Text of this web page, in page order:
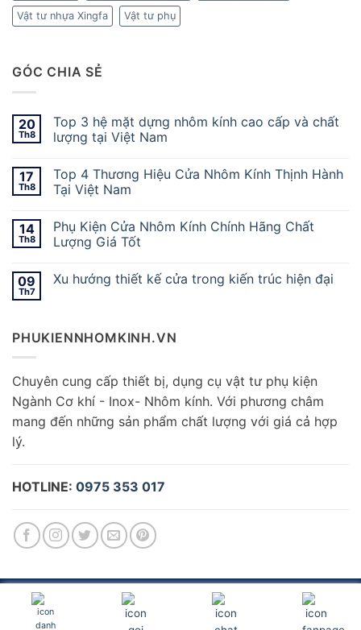
Vật tư nhựa Xingfa Vật tư phụ
GÓC CHIA SẺ
20
Th8
Top 3 hệ mặt dựng nhôm kính cao cấp và chất
lượng tại Việt Nam
17
Th8
Top 4 Thương Hiệu Cửa Nhôm Kính Thịnh Hành
Tại Việt Nam
14
Th8
Phụ Kiện Cửa Nhôm Kính Chính Hãng Chất
Lượng Giá Tốt
09
Th7
Xu hướng thiết kế cửa trong kiến trúc hiện đại
PHUKIENNHOMKINH.VN
Chuyên cung cấp thiết bị, dụng cụ vật tư phụ kiện
Ngành Cơ khí - Inox- Nhôm kính. Với phương châm
mang đến những sản phẩm chất lượng với giá cả hợp
lý.
HOTLINE: 0975 353 017